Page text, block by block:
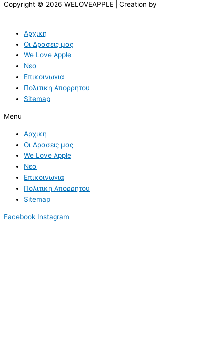
Copyright © 2026 WELOVEAPPLE | Creation by
Αρχικη
Οι Δρασεις μας
We Love Apple
Νεα
Επικοινωνια
Πολιτικη Απορρητου
Sitemap
Menu
Αρχικη
Οι Δρασεις μας
We Love Apple
Νεα
Επικοινωνια
Πολιτικη Απορρητου
Sitemap
Facebook Instagram